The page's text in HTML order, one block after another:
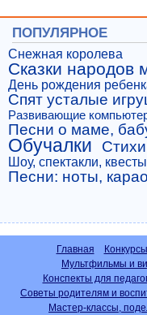
ПОПУЛЯРНОЕ
Снежная королева
Сказки народов
День рождения
Спят усталые
Развивающие
Песни о маме,
Обучалки Стихи
Шоу, спектакли,
Песни: ноты,
Главная
Мультфильмы и
Конспекты для
Советы родителям и
Мастер-классы,